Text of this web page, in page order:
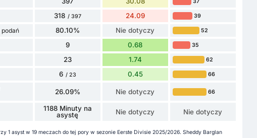
37
318 / 397 24.09 39
podań 80.10% Nie dotyczy 52
9 0.68 35
23 1.74 62
6 / 23 0.45 66
26.09% Nie dotyczy 66
1188 Minuty na
asystę
Nie dotyczy Nie dotyczy
1 asyst w 19 meczach do tej pory w sezonie Eerste Divisie 2025/2026. Sheddy Barglan